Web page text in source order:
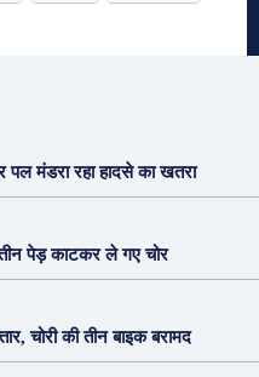
मंडरा रहा हादसे का खतरा
पेड़ काटकर ले गए चोर
चोरी की तीन बाइक बरामद